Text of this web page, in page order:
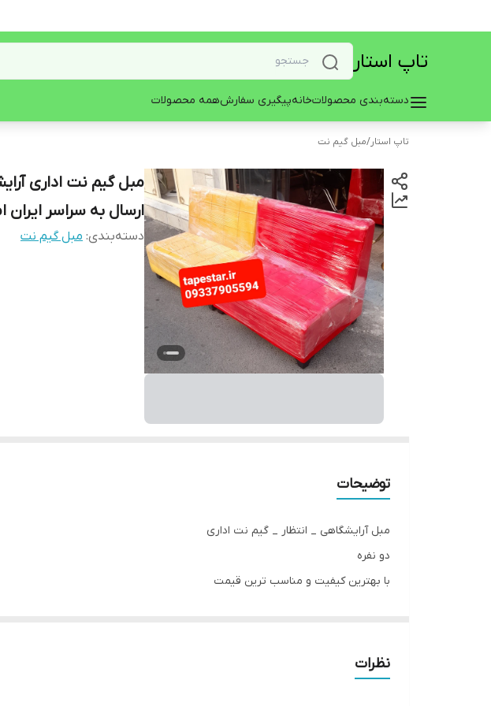
تاپ استار
دسته‌بندی محصولاتخانهپیگیری سفارشهمه محصولات
تاپ استار/مبل گیم نت
مبل گیم نت اداری
ارسال به سراسر
دسته‌بندی: مبل گیم نت
توضیحات
مبل آرایشگاهی _ انتظار _ گیم نت اداری
دو نفره
با بهترین کیفیت و مناسب ترین قیمت
کاملا مستحکم و بادوام ( تحمل وزن های بالا)
کلاف تمام چوب ( رنگ بندی مختلف به سلیقه مشتری)
نظرات